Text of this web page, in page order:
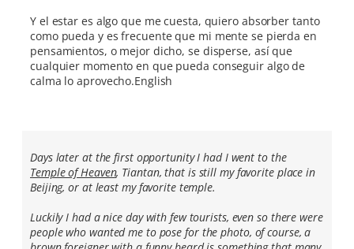
Y el estar es algo que me cuesta, quiero absorber tanto
como pueda y es frecuente que mi mente se pierda en
pensamientos, o mejor dicho, se disperse, así que
cualquier momento en que pueda conseguir algo de
calma lo aprovecho.English
Days later at the first opportunity I had I went to the
Temple of Heaven, Tiantan, that is still my favorite place in
Beijing, or at least my favorite temple.
Luckily I had a nice day with few tourists, even so there were
people who wanted me to pose for the photo, of course, a